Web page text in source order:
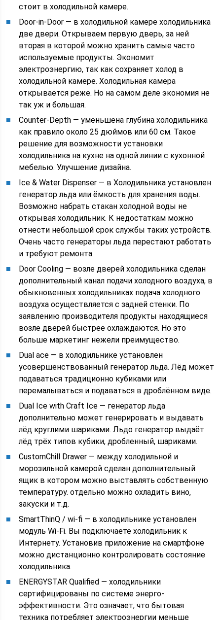
стоит в холодильной камере.
Door-in-Door — в холодильной камере холодильника
две двери. Открываем первую дверь, за ней
вторая в которой можно хранить самые часто
используемые продукты. Экономит
электроэнергию, так как сохраняет холод в
холодильной камере. Холодильная камера
открывается реже. Но на самом деле экономия не
так уж и большая.
Counter-Depth — уменьшена глубина холодильника
как правило около 25 дюймов или 60 см. Такое
решение для возможности установки
холодильника на кухне на одной линии с кухонной
мебелью. Улучшение дизайна.
Ice & Water Dispenser — в Холодильника установлен
генератор льда или ёмкость для хранения воды.
Возможно набрать стакан холодной воды не
открывая холодильник. К недостаткам можно
отнести небольшой срок службы таких устройств.
Очень часто генераторы льда перестают работать
и требуют ремонта.
Door Cooling — возле дверей холодильника сделан
дополнительный канал подачи холодного воздуха, в
обыкновенных холодильниках подача холодного
воздуха осуществляется с задней стенки. По
заявлению производителя продукты находящиеся
возле дверей быстрее охлаждаются. Но это
больше маркетинг нежели преимущество.
Dual ace — в холодильнике установлен
усовершенствованный генератор льда. Лёд может
подаваться традиционно кубиками или
перемалываться и подаваться в дроблённом виде.
Dual Ice with Craft Ice — генератор льда
дополнительно может генерировать и выдавать
лёд круглими шариками. Льдо генератор выдаёт
лёд трёх типов кубики, дробленный, шариками.
CustomChill Drawer — между холодильной и
морозильной камерой сделан дополнительный
ящик в котором можно выставлять собственную
температуру. отдельно можно охладить вино,
закуски и т.д.
SmartThinQ / wi-fi — в холодильнике установлен
модуль Wi-Fi. Вы подключаете холодильник к
Интернету. Установив приложение на смартфоне
можно дистанционно контролировать состояние
холодильника.
ENERGYSTAR Qualified — холодильники
сертифицированы по системе энерго-
эффективности. Это означает, что бытовая
техника потребляет электроэнергии меньше